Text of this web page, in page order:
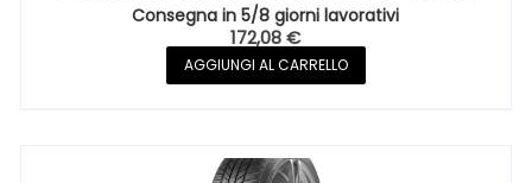
Consegna in 5/8 giorni lavorativi
172,08€
AGGIUNGI AL CARRELLO